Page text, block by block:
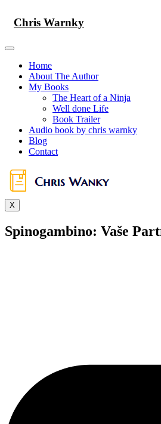
content
Chris Warnky
Home
About The Author
My Books
The Heart of a Ninja
Well done Life
Book Trailer
Audio book by chris warnky
Blog
Contact
X
Spinogambino: Vaše